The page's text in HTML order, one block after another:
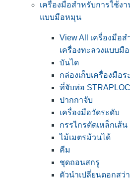
เครื่องมือสำหรับการใช้ง
แบบมือหมุน
View All เครื่องมือ
เครื่องทะลวงแบบมื
บันได
กล่องเก็บเครื่องมือ
ที่จับท่อ
ปากกาจับ
เครื่องมือวัดระดับ
กรรไกรตัดเหล็กเส้น
ไม้เมตรม้วนได้
คีม
ชุดถอนสกรู
ตัวนำเปลี่ยนดอกสว่